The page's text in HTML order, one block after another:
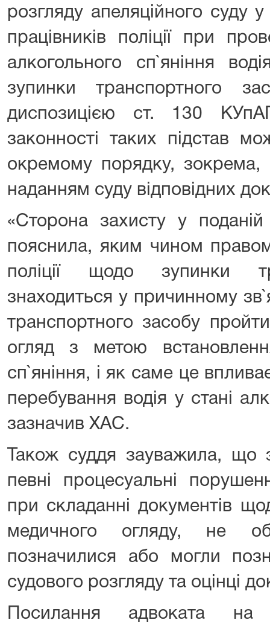
розгляду апеляційного суду
працівників поліції при
алкогольного сп`яніння
зупинки транспортного
диспозицією ст. 130
законності таких підстав
окремому порядку, зокрема,
наданням суду відповідних
«Сторона захисту у поданій
пояснила, яким чином
поліції щодо зупинки
знаходиться у причинному
транспортного засобу
огляд з метою
сп`яніння, і як саме це
перебування водія у стані
зазначив ХАС.
Також суддя зауважила, що
певні процесуальні
при складанні документів
медичного огляду, не
позначилися або могли
судового розгляду та оцінці
Посилання адвоката на